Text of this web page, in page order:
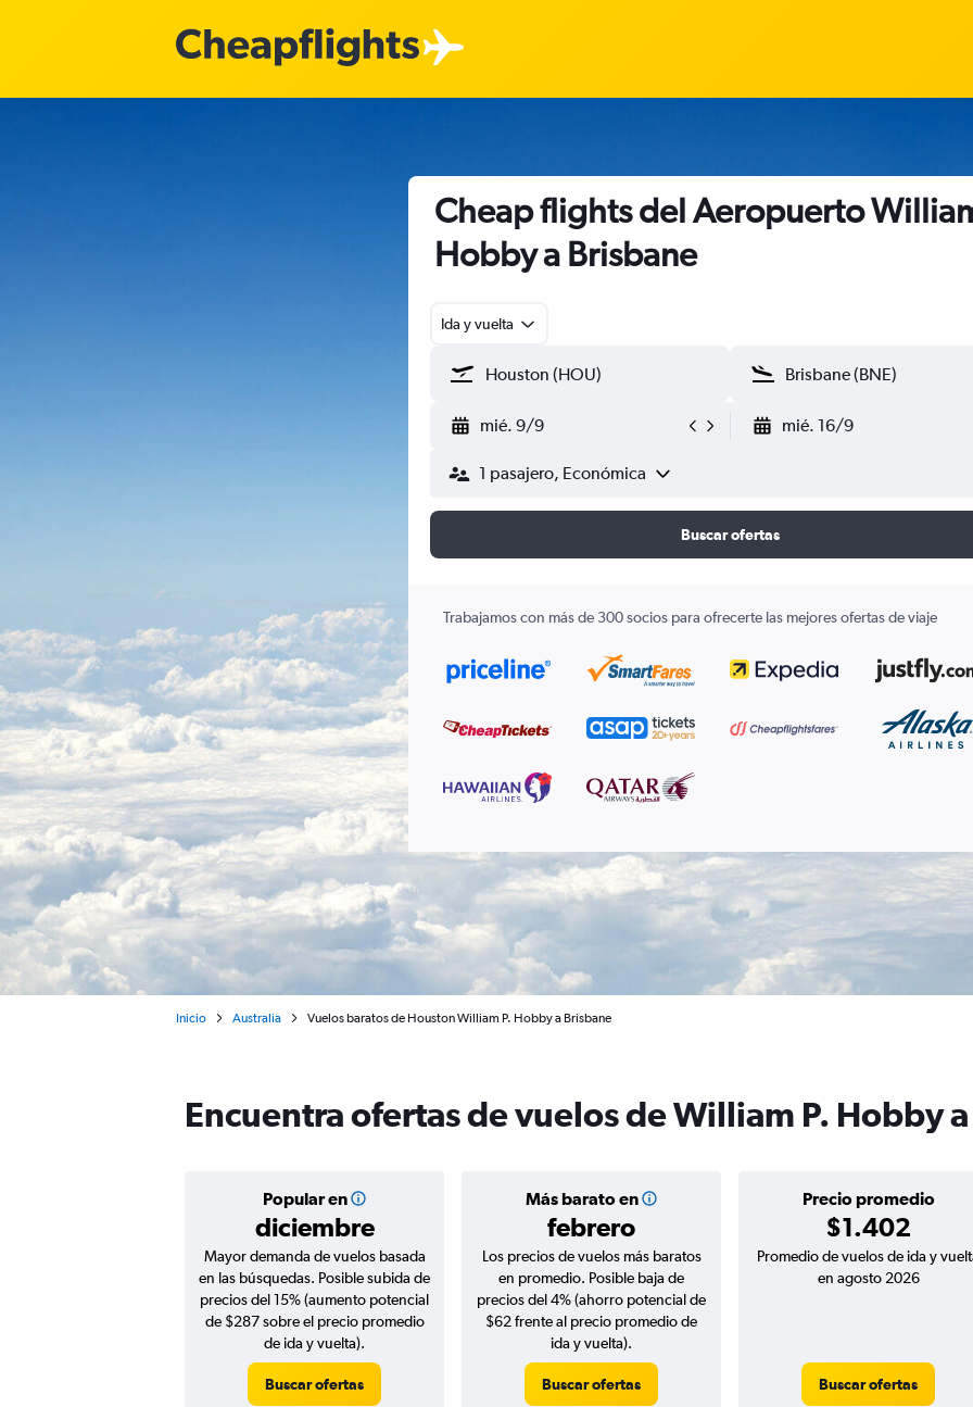
Cheap flights del Aeropuerto
Hobby a Brisbane
Ida y vuelta
mié. 9/9 mié. 16/9
1 pasajero, Económica
Buscar ofertas
Trabajamos con más de 300 socios para ofrecerte las mejores ofertas de viaje
Inicio Australia Vuelos baratos de Houston William P. Hobby a Brisbane
Encuentra ofertas de vuelos de William P. Hobby
Popular en
diciembre
Más barato en
febrero
Precio promedio
$1.402
Mayor demanda de vuelos basada
en las búsquedas. Posible subida de
precios del 15% (aumento potencial
de $287 sobre el precio promedio
de ida y vuelta).
Buscar ofertas
Los precios de vuelos más baratos
en promedio. Posible baja de
precios del 4% (ahorro potencial de
$62 frente al precio promedio de
ida y vuelta).
Buscar ofertas
Promedio de vuelos de ida y
en agosto 2026
Buscar ofertas